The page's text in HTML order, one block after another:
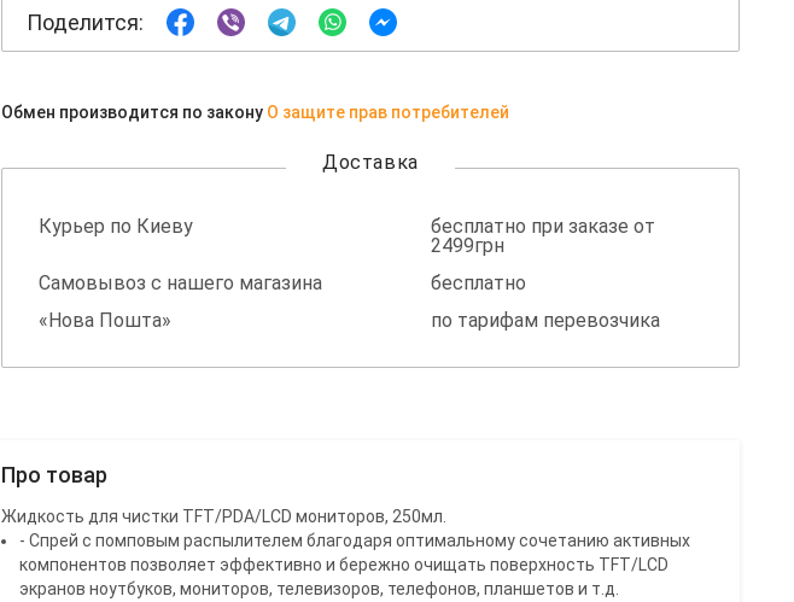
Поделится:
Обмен производится по закону О защите прав потребителей
Доставка
Курьер по Киеву
бесплатно при заказе от
2499грн
Самовывоз с нашего магазина
бесплатно
«Нова Пошта»
по тарифам перевозчика
Про товар
Жидкость для чистки TFT/PDA/LCD мониторов, 250мл.
- Спрей с помповым распылителем благодаря оптимальному сочетанию активных
компонентов позволяет эффективно и бережно очищать поверхность TFT/LCD
экранов ноутбуков, мониторов, телевизоров, телефонов, планшетов и т.д.